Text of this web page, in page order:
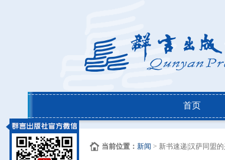
首页
当前位置： 新闻 > 新书速递|汉萨同盟